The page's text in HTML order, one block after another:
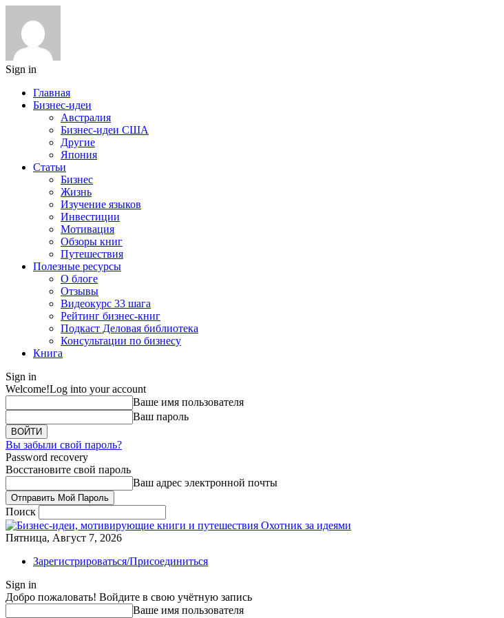
Sign in
Главная
Бизнес-идеи
Австралия
Бизнес-идеи США
Другие
Япония
Статьи
Бизнес
Жизнь
Изучение языков
Инвестиции
Мотивация
Обзоры книг
Путешествия
Полезные ресурсы
О блоге
Отзывы
Видеокурс 33 шага
Рейтинг бизнес-книг
Подкаст Деловая библиотека
Консультации по бизнесу
Книга
Sign in
Welcome!Log into your account
Ваше имя пользователя
Ваш пароль
Вы забыли свой пароль?
Password recovery
Восстановите свой пароль
Ваш адрес электронной почты
Поиск
Охотник за идеями
Пятница, Август 7, 2026
Зарегистрироваться/Присоединиться
Sign in
Добро пожаловать! Войдите в свою учётную запись
Ваше имя пользователя